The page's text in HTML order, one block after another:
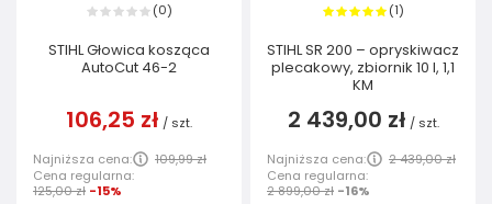
(0)
STIHL Głowica kosząca
AutoCut 46-2
106,25 zł / szt.
Najniższa cena:
109,99 zł
Cena regularna:
125,00 zł -15%
(1)
STIHL SR 200 – opryskiwacz
plecakowy, zbiornik 10 l, 1,1
KM
2 439,00 zł / szt.
Najniższa cena:
2 439,00 zł
Cena regularna:
2 899,00 zł -16%